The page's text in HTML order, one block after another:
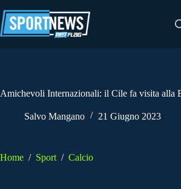
al
contenuto
Amichevoli Internazionali: il Cile fa visita alla
Salvo Mangano 21 Giugno 2023
Home / Sport / Calcio